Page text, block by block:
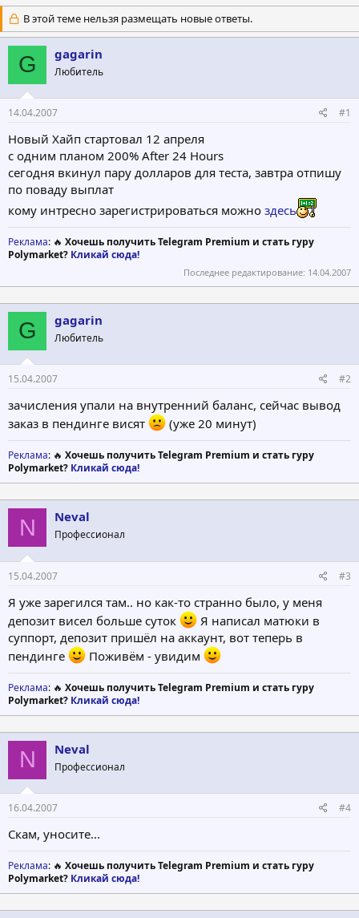
т
о
р
т
е
м
ы
т
а
н
а
ч
л
В этой теме нельзя размещать новые ответы.
G gagarin
Любитель
14.04.2007 #1
Новый Хайп стартовал 12 апреля
с одним планом 200% After 24 Hours
сегодня вкинул пару долларов для теста, завтра отпишу
по поваду выплат
кому интресно зарегистрироваться можно здесь
Реклама: 🔥 Хочешь получить Telegram Premium и стать гуру
Polymarket? Кликай сюда!
Последнее редактирование: 14.04.2007
G gagarin
Любитель
15.04.2007 #2
зачисления упали на внутренний баланс, сейчас вывод
заказ в пендинге висят
(уже 20 минут)
Реклама: 🔥 Хочешь получить Telegram Premium и стать гуру
Polymarket? Кликай сюда!
N Neval
Профессионал
15.04.2007 #3
Я уже зарегился там.. но как-то странно было, у меня
депозит висел больше суток
Я написал матюки в
суппорт, депозит пришёл на аккаунт, вот теперь в
пендинге
Поживём - увидим
Реклама: 🔥 Хочешь получить Telegram Premium и стать гуру
Polymarket? Кликай сюда!
N Neval
Профессионал
16.04.2007 #4
Скам, уносите...
Реклама: 🔥 Хочешь получить Telegram Premium и стать гуру
Polymarket? Кликай сюда!